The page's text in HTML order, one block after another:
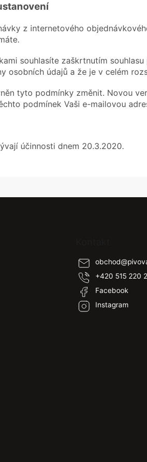
z internetového
souhlasíte zaškrtnutím
osobních údajů a že je v celém
tyto podmínky změnit. Novou
podmínek Vaši e-mailovou
účinnosti dnem 20.3.2020.
obchod@
+420 515 220
Facebook
Instagram